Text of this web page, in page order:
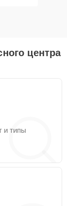
центра
и типы